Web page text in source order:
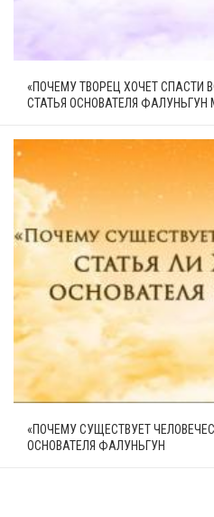
«ПОЧЕМУ ТВОРЕЦ ХОЧЕТ СПАСТИ
СТАТЬЯ ОСНОВАТЕЛЯ
«ПОЧЕМУ СУЩЕСТВУЕТ
ОСНОВАТЕЛЯ ФАЛУНЬГУН